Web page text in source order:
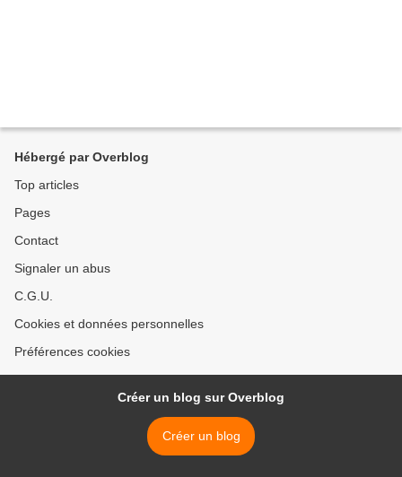
Hébergé par Overblog
Top articles
Pages
Contact
Signaler un abus
C.G.U.
Cookies et données personnelles
Préférences cookies
Créer un blog sur Overblog
Créer un blog